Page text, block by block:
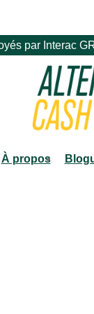
par Interac
À propos